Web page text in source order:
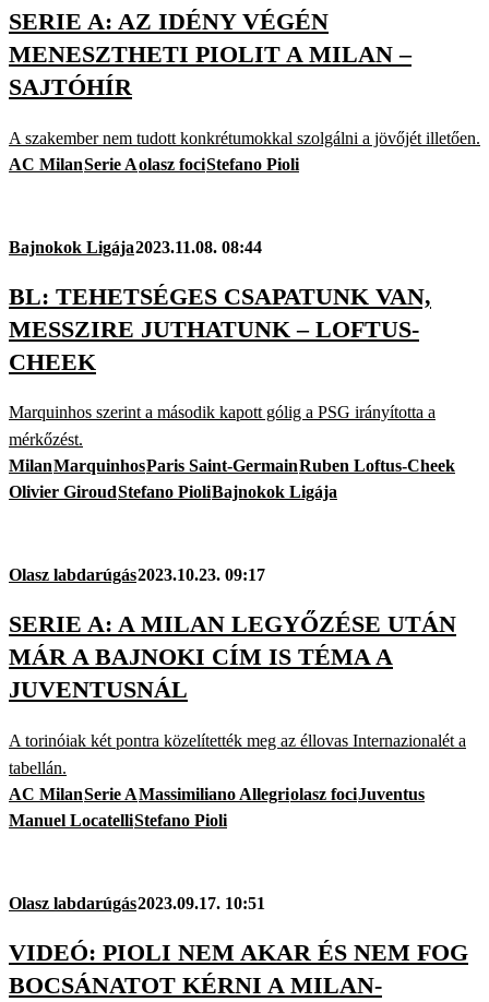
SERIE A: AZ IDÉNY VÉGÉN
MENESZTHETI PIOLIT A MILAN –
SAJTÓHÍR
A szakember nem tudott konkrétumokkal szolgálni a jövőjét illetően.
AC MilanSerie Aolasz fociStefano Pioli
Bajnokok Ligája2023.11.08. 08:44
BL: TEHETSÉGES CSAPATUNK VAN,
MESSZIRE JUTHATUNK – LOFTUS-
CHEEK
Marquinhos szerint a második kapott gólig a PSG irányította a
mérkőzést.
MilanMarquinhosParis Saint-GermainRuben Loftus-Cheek
Olivier GiroudStefano PioliBajnokok Ligája
Olasz labdarúgás2023.10.23. 09:17
SERIE A: A MILAN LEGYŐZÉSE UTÁN
MÁR A BAJNOKI CÍM IS TÉMA A
JUVENTUSNÁL
A torinóiak két pontra közelítették meg az éllovas Internazionalét a
tabellán.
AC MilanSerie AMassimiliano Allegriolasz fociJuventus
Manuel LocatelliStefano Pioli
Olasz labdarúgás2023.09.17. 10:51
VIDEÓ: PIOLI NEM AKAR ÉS NEM FOG
BOCSÁNATOT KÉRNI A MILAN-